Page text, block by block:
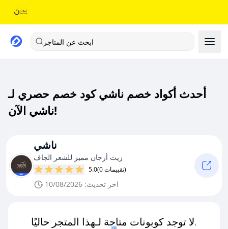
ابحث عن المتاجر
أحدث أكواد خصم ناشي كود خصم حصري لـ
ناشي الآن!
ناشي
زيت أرجان مميز للشعر الجاف
5.0 (0 تقييمات)
اخر تحديث: 10/08/2026
لا توجد كوبونات متاحة لـهذا المتجر حاليًا.